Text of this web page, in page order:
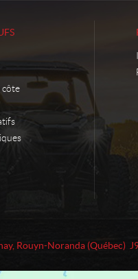
côte
, Rouyn-Noranda (Québec)